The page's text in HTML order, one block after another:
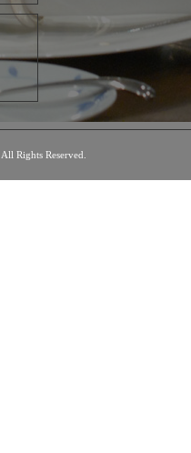
. All Rights Reserved.